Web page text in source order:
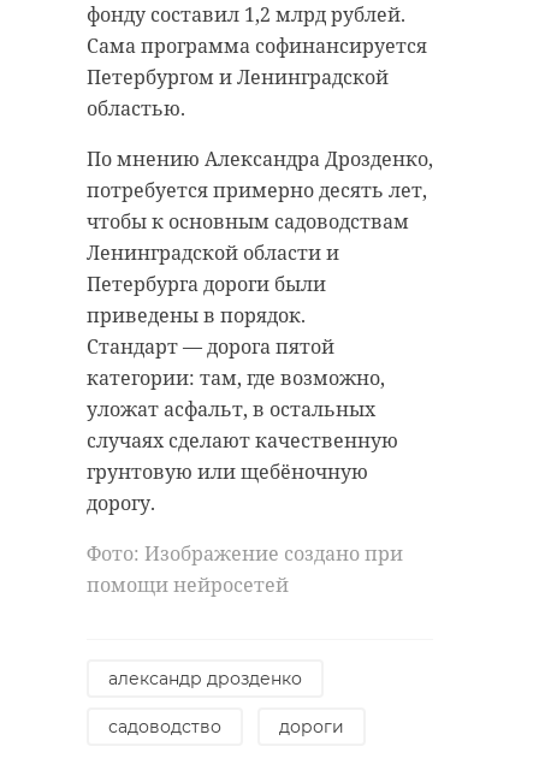
фонду составил 1,2 млрд рублей.
Сама программа софинансируется
Петербургом и Ленинградской
областью.
По мнению Александра Дрозденко,
потребуется примерно десять лет,
чтобы к основным садоводствам
Ленинградской области и
Петербурга дороги были
приведены в порядок.
Стандарт — дорога пятой
категории: там, где возможно,
уложат асфальт, в остальных
случаях сделают качественную
грунтовую или щебёночную
дорогу.
Фото: Изображение создано при
помощи нейросетей
александр дрозденко
садоводство дороги